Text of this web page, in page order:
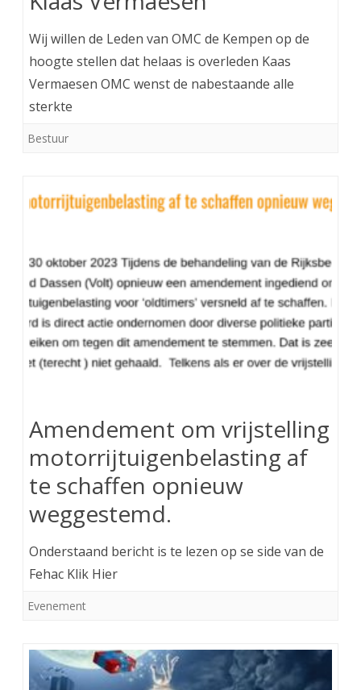
Wij willen de Leden van OMC de Kempen op de
hoogte stellen dat helaas is overleden Kaas
Vermaesen OMC wenst de nabestaande alle
sterkte
Bestuur
Amendement om vrijstelling
motorrijtuigenbelasting af
te schaffen opnieuw
weggestemd.
Onderstaand bericht is te lezen op se side van de
Fehac Klik Hier
Evenement